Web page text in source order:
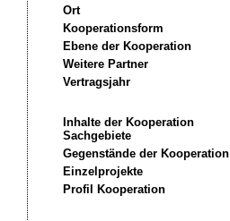
Ort
Kooperationsform
Ebene der Kooperation
Weitere Partner
Vertragsjahr
Inhalte der Kooperation
Sachgebiete
Gegenstände der Kooperation
Einzelprojekte
Profil Kooperation